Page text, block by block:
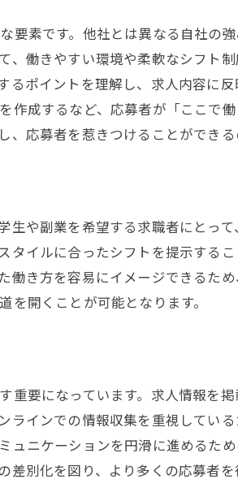
イトから正社員へのスムーズな移
制度の導入
インドセット転換
の改善方法
効率化する秘訣
適化
ル管理
の指標設定
募の増加方法
求人広告戦略
の設定
素です。他社とは異なる自社の
働きやすい環境や柔軟なシフト
ポイントを理解し、求人内容に
成するなど、応募者が「ここで
応募者を惹きつけることができる
や副業を希望する求職者にとっ
イルに合ったシフトを提示する
き方を容易にイメージできるた
開くことが可能となります。
要になっています。求人情報を
インでの情報収集を重視してい
ニケーションを円滑に進めるた
別化を図り、より多くの応募者を